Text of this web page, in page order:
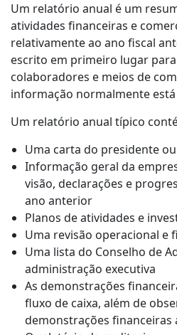
Indústria Transformadora
Finanças
Jurídico
Defesa e Segurança
Todos os setores
Um relatório anual é um
atividades financeiras e
relativamente ao ano fiscal
escrito em primeiro lugar
colaboradores e meios de
informação normalmente
Um relatório anual típico
Uma carta do presidente
Informação geral da
visão, declarações e
ano anterior
Planos de atividades e
Uma revisão operacional e
Uma lista do Conselho de
administração executiva
As demonstrações
fluxo de caixa, além de
demonstrações financeiras